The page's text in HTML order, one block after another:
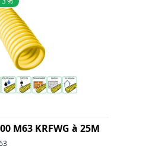
M63 KRFWG à 25M